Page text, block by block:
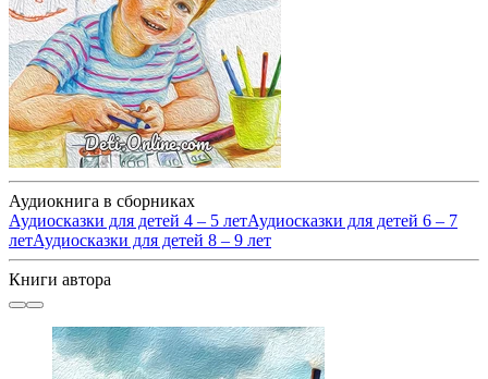
Аудиокнига в сборниках
Аудиосказки для детей 4 – 5 летАудиосказки для детей 6 – 7
летАудиосказки для детей 8 – 9 лет
Книги автора